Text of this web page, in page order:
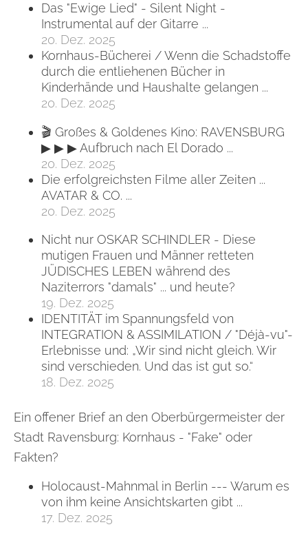
Das "Ewige Lied" - Silent Night -
Instrumental auf der Gitarre ...
20. Dez. 2025
Kornhaus-Bücherei / Wenn die Schadstoffe
durch die entliehenen Bücher in
Kinderhände und Haushalte gelangen ...
20. Dez. 2025
🎬 Großes & Goldenes Kino: RAVENSBURG
▶ ▶ ▶ Aufbruch nach El Dorado ...
20. Dez. 2025
Die erfolgreichsten Filme aller Zeiten ...
AVATAR & CO. ...
20. Dez. 2025
Nicht nur OSKAR SCHINDLER - Diese
mutigen Frauen und Männer retteten
JÜDISCHES LEBEN während des
Naziterrors "damals" ... und heute?
19. Dez. 2025
IDENTITÄT im Spannungsfeld von
INTEGRATION & ASSIMILATION / "Déjà-vu"-
Erlebnisse und: „Wir sind nicht gleich. Wir
sind verschieden. Und das ist gut so.“
18. Dez. 2025
Ein offener Brief an den Oberbürgermeister der
Stadt Ravensburg: Kornhaus - "Fake" oder
Fakten?
Holocaust-Mahnmal in Berlin --- Warum es
von ihm keine Ansichtskarten gibt ...
17. Dez. 2025